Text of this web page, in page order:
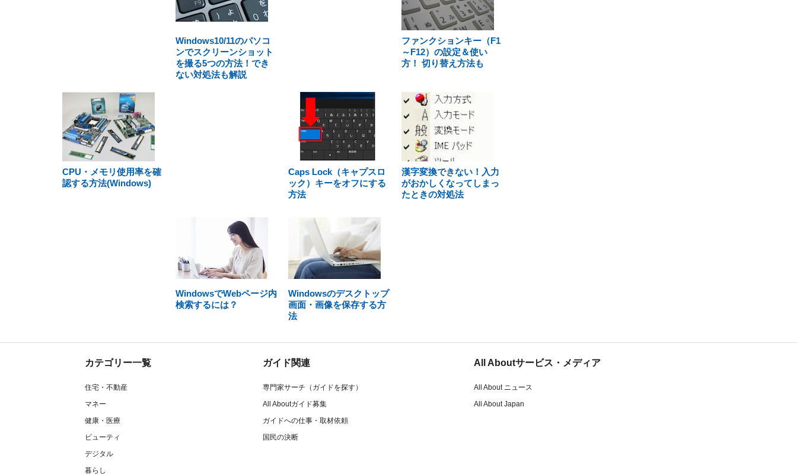
Windows10/11のパソコ
ンでスクリーンショット
を撮る5つの方法！でき
ない対処法も解説
ファンクションキー（F1
～F12）の設定＆使い
方！ 切り替え方法も
CPU・メモリ使用率を確
認する方法(Windows)
Caps Lock（キャプスロ
ック）キーをオフにする
方法
漢字変換できない！入力
がおかしくなってしまっ
たときの対処法
WindowsでWebページ内
検索するには？
Windowsのデスクトップ
画面・画像を保存する方
法
カテゴリー一覧
住宅・不動産
マネー
健康・医療
ビューティ
デジタル
暮らし
ガイド関連
専門家サーチ（ガイドを探す）
All Aboutガイド募集
ガイドへの仕事・取材依頼
国民の決断
All Aboutサービス・メディア
All About ニュース
All About Japan